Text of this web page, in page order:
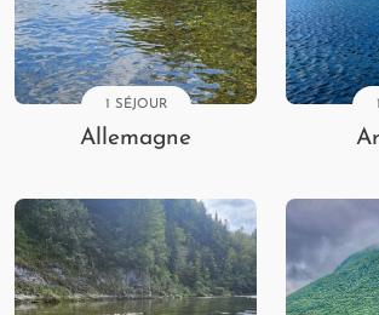
1 SÉJOUR
Allemagne